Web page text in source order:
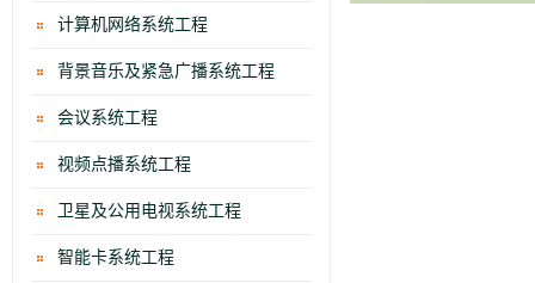
计算机网络系统工程
背景音乐及紧急广播系统工程
会议系统工程
视频点播系统工程
卫星及公用电视系统工程
智能卡系统工程